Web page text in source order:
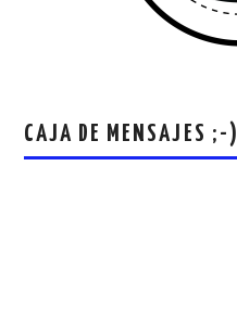
CAJA DE MENSAJES ;-)